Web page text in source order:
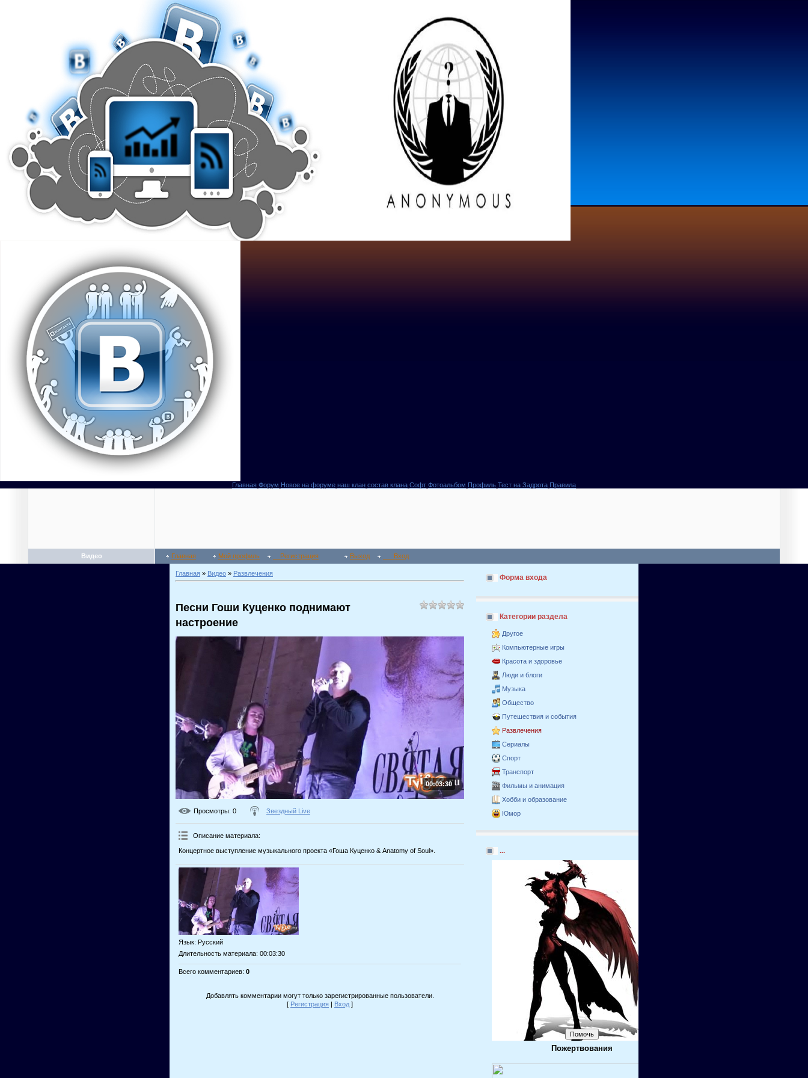
Главная Форум Новое на форуме наш клан состав клана Софт Фотоальбом Профиль Тест на Задрота Правила
Видео Главная Мой профиль Регистрация Выход Вход
Главная » Видео » Развлечения
Песни Гоши Куценко поднимают
настроение
00:03:30
Просмотры: 0 Звездный Live
Описание материала:
Концертное выступление музыкального проекта «Гоша Куценко & Anatomy of Soul».
Язык: Русский
Длительность материала: 00:03:30
Всего комментариев: 0
Добавлять комментарии могут только зарегистрированные пользователи.
[ Регистрация | Вход ]
Форма входа
Категории раздела
Другое
Компьютерные игры
Красота и здоровье
Люди и блоги
Музыка
Общество
Путешествия и события
Развлечения
Сериалы
Спорт
Транспорт
Фильмы и анимация
Хобби и образование
Юмор
...
Пожертвования